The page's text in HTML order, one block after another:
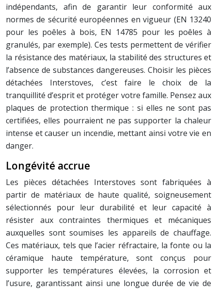
indépendants, afin de garantir leur conformité aux
normes de sécurité européennes en vigueur (EN 13240
pour les poêles à bois, EN 14785 pour les poêles à
granulés, par exemple). Ces tests permettent de vérifier
la résistance des matériaux, la stabilité des structures et
l’absence de substances dangereuses. Choisir les pièces
détachées Interstoves, c’est faire le choix de la
tranquillité d’esprit et protéger votre famille. Pensez aux
plaques de protection thermique : si elles ne sont pas
certifiées, elles pourraient ne pas supporter la chaleur
intense et causer un incendie, mettant ainsi votre vie en
danger.
Longévité accrue
Les pièces détachées Interstoves sont fabriquées à
partir de matériaux de haute qualité, soigneusement
sélectionnés pour leur durabilité et leur capacité à
résister aux contraintes thermiques et mécaniques
auxquelles sont soumises les appareils de chauffage.
Ces matériaux, tels que l’acier réfractaire, la fonte ou la
céramique haute température, sont conçus pour
supporter les températures élevées, la corrosion et
l’usure, garantissant ainsi une longue durée de vie de